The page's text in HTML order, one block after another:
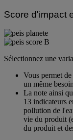
Score d'impact
Sélectionnez une
Vous permet
un même
La note ainsi
13 indicateurs
pollution de
vie du produit
du produit et